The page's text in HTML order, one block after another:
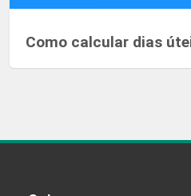
Como calcular dias